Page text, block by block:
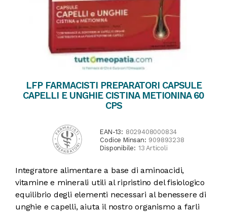
LFP FARMACISTI PREPARATORI CAPSULE
CAPELLI E UNGHIE CISTINA METIONINA 60
CPS
EAN-13: 8029408000834
Codice Minsan: 909893238
Disponibile: 13 Articoli
Integratore alimentare a base di aminoacidi,
vitamine e minerali utili al ripristino del fisiologico
equilibrio degli elementi necessari al benessere di
unghie e capelli, aiuta il nostro organismo a farli